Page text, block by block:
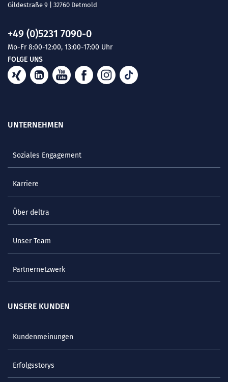
Gildestraße 9 | 32760 Detmold
+49 (0)5231 7090-0
Mo-Fr 8:00-12:00, 13:00-17:00 Uhr
FOLGE UNS
UNTERNEHMEN
Soziales Engagement
Karriere
Über deltra
Unser Team
Partnernetzwerk
UNSERE KUNDEN
Kundenmeinungen
Erfolgsstorys